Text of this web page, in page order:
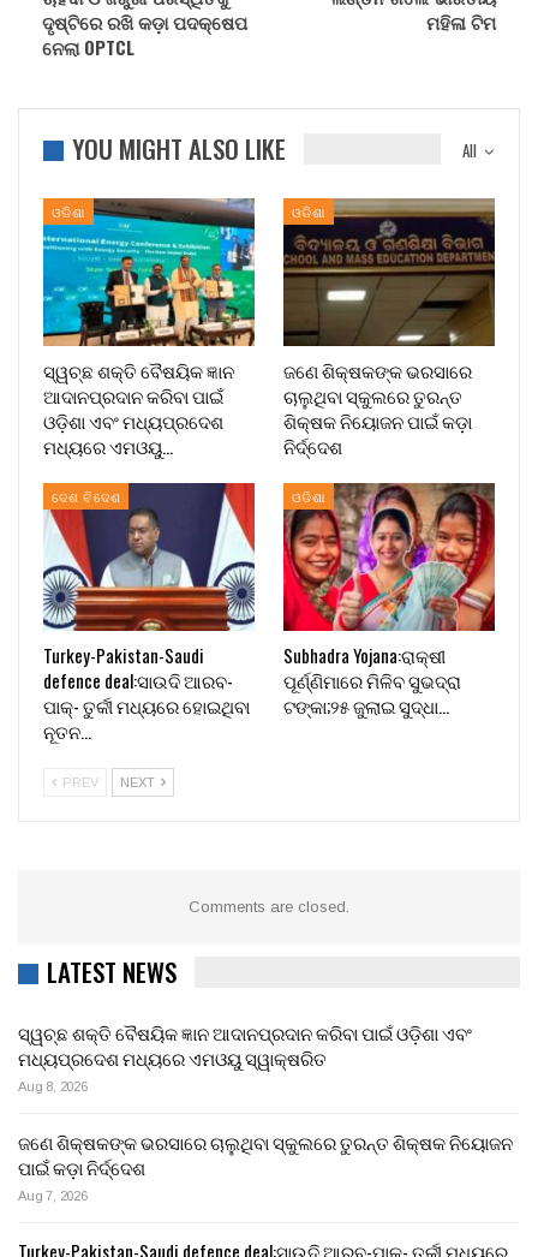
ଦୃଷ୍ଟିରେ ରଖି କଡ଼ା ପଦକ୍ଷେପ
ନେଲା OPTCL
ମହିଳା ଟିମ
All
YOU MIGHT ALSO LIKE
ଓଡିଶା
ସ୍ୱଚ୍ଛ ଶକ୍ତି ବୈଷୟିକ ଜ୍ଞାନ
ଆଦାନପ୍ରଦାନ କରିବା ପାଇଁ
ଓଡ଼ିଶା ଏବଂ ମଧ୍ୟପ୍ରଦେଶ
ମଧ୍ୟରେ ଏମଓୟୁ…
ଓଡିଶା
ଜଣେ ଶିକ୍ଷକଙ୍କ ଭରସାରେ
ଚାଲୁଥିବା ସ୍କୁଲରେ ତୁରନ୍ତ
ଶିକ୍ଷକ ନିୟୋଜନ ପାଇଁ କଡ଼ା
ନିର୍ଦ୍ଦେଶ
ଦେଶ ବିଦେଶ
Turkey-Pakistan-Saudi
defence deal:ସାଉଦି ଆରବ-
ପାକ୍- ତୁର୍କୀ ମଧ୍ୟରେ ହୋଇଥିବା
ନୂତନ…
ଓଡିଶା
Subhadra Yojana:ରାକ୍ଷୀ
ପୂର୍ଣ୍ଣିମାରେ ମିଳିବ ସୁଭଦ୍ରା
ଟଙ୍କା;୨୫ ଜୁଲାଇ ସୁଦ୍ଧା…
PREV NEXT
Comments are closed.
LATEST NEWS
ସ୍ୱଚ୍ଛ ଶକ୍ତି ବୈଷୟିକ ଜ୍ଞାନ ଆଦାନପ୍ରଦାନ କରିବା ପାଇଁ ଓଡ଼ିଶା ଏବଂ
ମଧ୍ୟପ୍ରଦେଶ ମଧ୍ୟରେ ଏମଓୟୁ ସ୍ୱାକ୍ଷରିତ
Aug 8, 2026
ଜଣେ ଶିକ୍ଷକଙ୍କ ଭରସାରେ ଚାଲୁଥିବା ସ୍କୁଲରେ ତୁରନ୍ତ ଶିକ୍ଷକ ନିୟୋଜନ
ପାଇଁ କଡ଼ା ନିର୍ଦ୍ଦେଶ
Aug 7, 2026
Turkey-Pakistan-Saudi defence deal:ସାଉଦି ଆରବ-ପାକ୍- ତୁର୍କୀ ମଧ୍ୟରେ